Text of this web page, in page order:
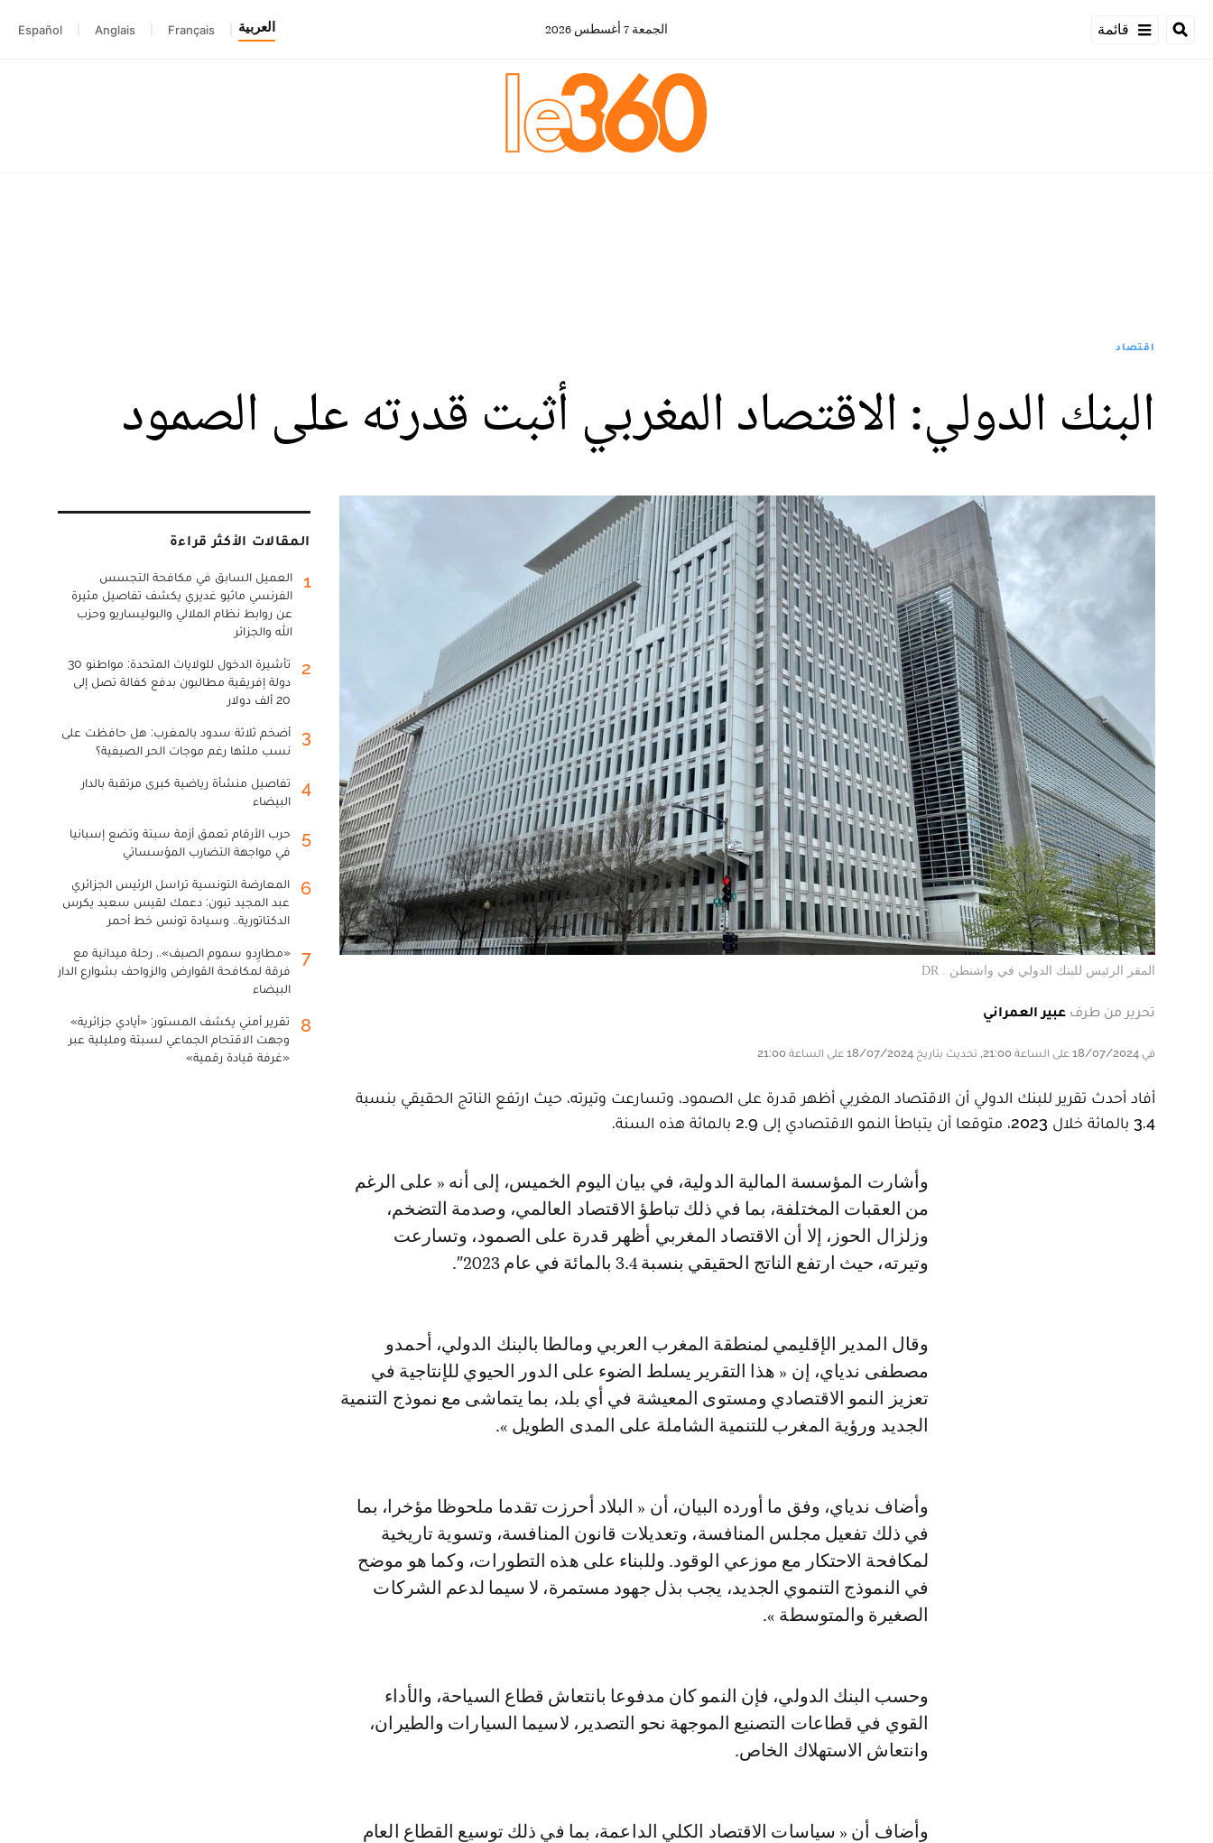
قائمة الجمعة 7 أغسطس 2026 العربية Français
Anglais
Español
اقتصاد
البنك الدولي: الاقتصاد المغربي أثبت قدرته على الصمود
المقر الرئيس للبنك الدولي في واشنطن . DR
تحرير من طرف عبير العمراني
في 18/07/2024 على الساعة 21:00, تحديث بتاريخ 18/07/2024 على الساعة 21:00
أفاد أحدث تقرير للبنك الدولي أن الاقتصاد المغربي أظهر قدرة على الصمود، وتسارعت وتيرته، حيث ارتفع الناتج الحقيقي بنسبة
3.4 بالمائة خلال 2023، متوقعا أن يتباطأ النمو الاقتصادي إلى 2.9 بالمائة هذه السنة.
وأشارت المؤسسة المالية الدولية، في بيان اليوم الخميس، إلى أنه « على الرغم
من العقبات المختلفة، بما في ذلك تباطؤ الاقتصاد العالمي، وصدمة التضخم،
وزلزال الحوز، إلا أن الاقتصاد المغربي أظهر قدرة على الصمود، وتسارعت
وتيرته، حيث ارتفع الناتج الحقيقي بنسبة 3.4 بالمائة في عام 2023″.
وقال المدير الإقليمي لمنطقة المغرب العربي ومالطا بالبنك الدولي، أحمدو
مصطفى ندياي، إن « هذا التقرير يسلط الضوء على الدور الحيوي للإنتاجية في
تعزيز النمو الاقتصادي ومستوى المعيشة في أي بلد، بما يتماشى مع نموذج التنمية
الجديد ورؤية المغرب للتنمية الشاملة على المدى الطويل ».
وأضاف ندياي، وفق ما أورده البيان، أن « البلاد أحرزت تقدما ملحوظا مؤخرا، بما
في ذلك تفعيل مجلس المنافسة، وتعديلات قانون المنافسة، وتسوية تاريخية
لمكافحة الاحتكار مع موزعي الوقود. وللبناء على هذه التطورات، وكما هو موضح
في النموذج التنموي الجديد، يجب بذل جهود مستمرة، لا سيما لدعم الشركات
الصغيرة والمتوسطة ».
وحسب البنك الدولي، فإن النمو كان مدفوعا بانتعاش قطاع السياحة، والأداء
القوي في قطاعات التصنيع الموجهة نحو التصدير، لاسيما السيارات والطيران،
وانتعاش الاستهلاك الخاص.
وأضاف أن « سياسات الاقتصاد الكلي الداعمة، بما في ذلك توسيع القطاع العام
المقالات الأكثر قراءة
1
العميل السابق في مكافحة التجسس
الفرنسي ماثيو غديري يكشف تفاصيل مثيرة
عن روابط نظام الملالي والبوليساريو وحزب
الله والجزائر
2
تأشيرة الدخول للولايات المتحدة: مواطنو 30
دولة إفريقية مطالبون بدفع كفالة تصل إلى
20 ألف دولار
3
أضخم ثلاثة سدود بالمغرب: هل حافظت على
نسب ملئها رغم موجات الحر الصيفية؟
4
تفاصيل منشأة رياضية كبرى مرتقبة بالدار
البيضاء
5
حرب الأرقام تعمق أزمة سبتة وتضع إسبانيا
في مواجهة التضارب المؤسساتي
6
المعارضة التونسية تراسل الرئيس الجزائري
عبد المجيد تبون: دعمك لقيس سعيد يكرس
الدكتاتورية.. وسيادة تونس خط أحمر
7
«مطارِدو سموم الصيف».. رحلة ميدانية مع
فرقة لمكافحة القوارض والزواحف بشوارع الدار
البيضاء
8
تقرير أمني يكشف المستور: «أيادي جزائرية»
وجهت الاقتحام الجماعي لسبتة ومليلية عبر
«غرفة قيادة رقمية»